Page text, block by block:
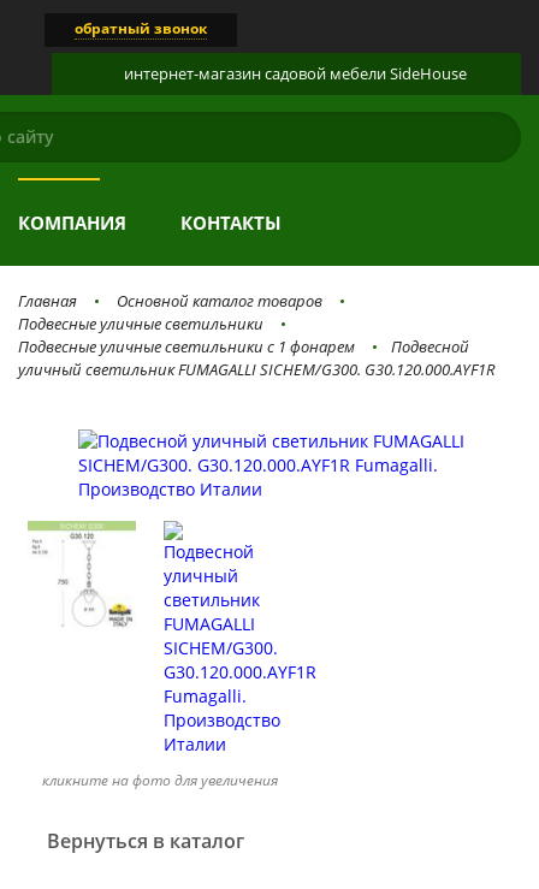
обратный звонок
интернет-магазинсадовой мебелиSideHouse
КАТАЛОГ
КОМПАНИЯ КОНТАКТЫ
Главная
Основной каталог товаров
Подвесные уличные светильники
Подвесные уличные светильники с 1 фонарем
Подвесной
уличный светильник FUMAGALLI SICHEM/G300. G30.120.000.AYF1R
кликните на фото для увеличения
Вернуться в каталог